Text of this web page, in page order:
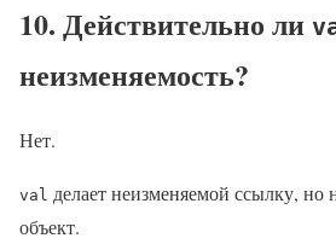
10. Действительно ли
неизменяемость?
Нет.
val делает неизменяемой ссылку, но
объект.